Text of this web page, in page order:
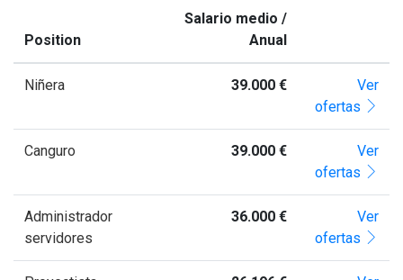
Position
Salario medio /
Anual
Niñera 39.000 €
Ver
ofertas
Canguro 39.000 €
Ver
ofertas
Administrador
servidores
36.000 €
Ver
ofertas